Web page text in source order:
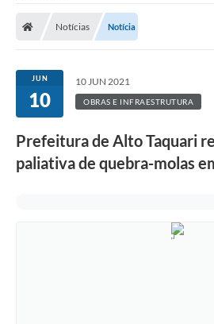
Notícias Notícia
JUN
10
10 JUN 2021
OBRAS E INFRAESTRUTURA
Prefeitura de Alto Taquari
paliativa de quebra-molas